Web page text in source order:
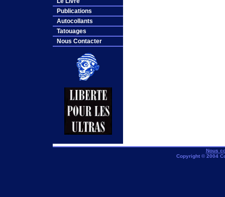
Publications
Autocollants
Tatouages
Nous Contacter
Nous
Copyright © 2004